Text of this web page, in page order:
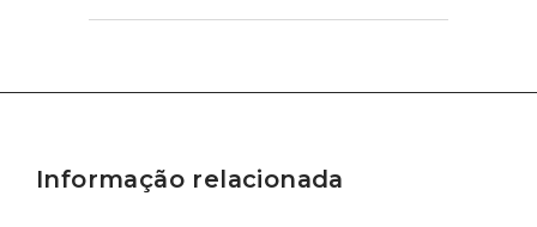
Informação relacionada